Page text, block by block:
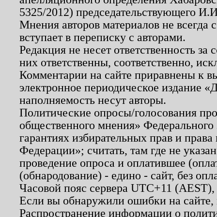
5325/2012) председательствующего
Мнения авторов материалов не
вступает в переписку с авторами.
Редакция не несет ответственность
них ответственны, соответственно,
Комментарии на сайте приравнены к
электронное периодическое издание
наполняемость несут авторы.
Политические опросы/голосования
общественного мнения»
гарантиях избирательных прав и
Федерации»; считать, там где не
проведение опроса и оплатившее
(обнародование) - едино - сайт, без
Часовой пояс сервера UTC+11
Если вы обнаружили ошибки на
Распространение информации о